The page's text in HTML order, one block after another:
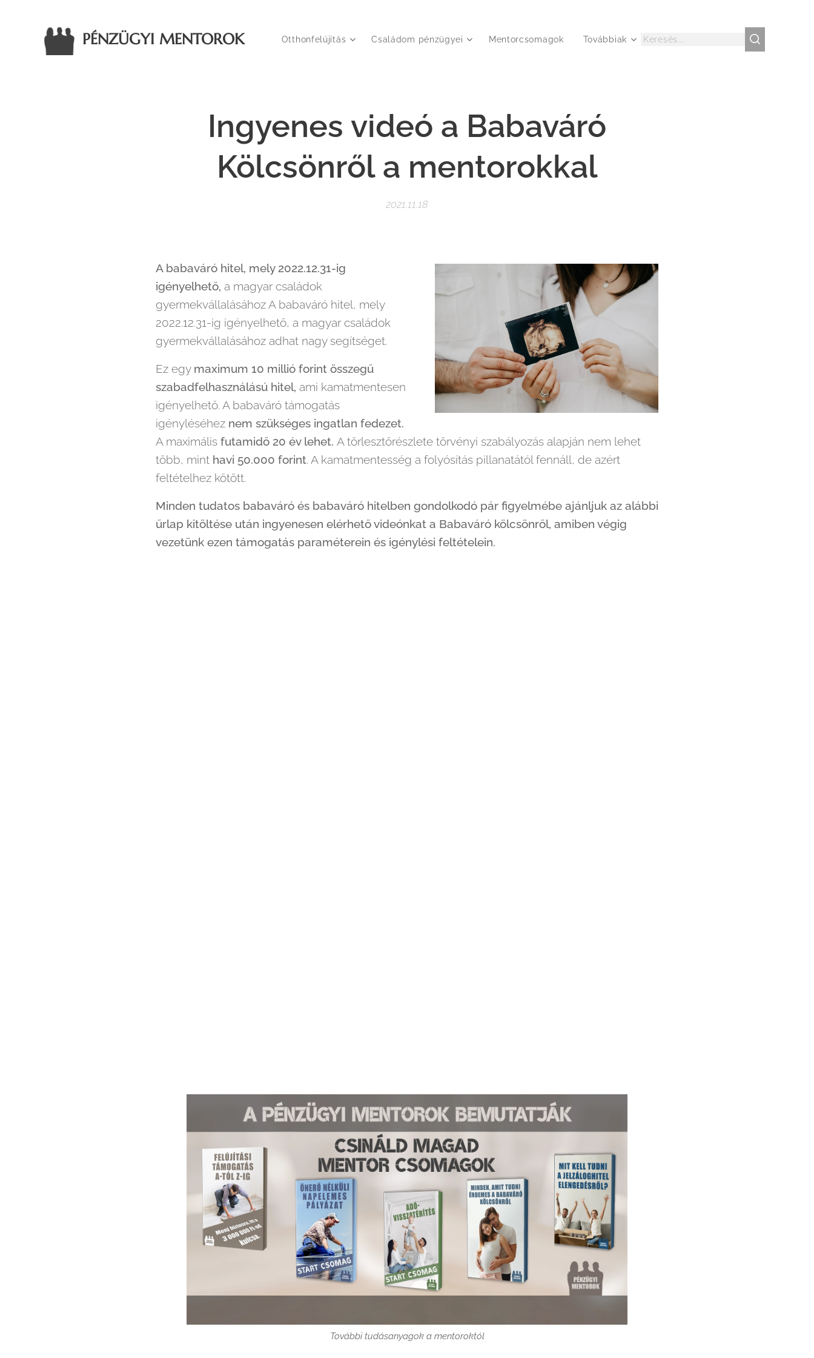
PÉNZÜGYI MENTOROK Otthonfelújítás Családom pénzügyei Mentorcsomagok Továbbiak
Ingyenes videó a Babaváró
Kölcsönről a mentorokkal
2021.11.18
A babaváró hitel, mely 2022.12.31-ig
igényelhető, a magyar családok
gyermekvállalásához A babaváró hitel, mely
2022.12.31-ig igényelhető, a magyar családok
gyermekvállalásához adhat nagy segítséget.
Ez egy maximum 10 millió forint összegű
szabadfelhasználású hitel, ami kamatmentesen
igényelhető. A babaváró támogatás
igényléséhez nem szükséges ingatlan fedezet.
A maximális futamidő 20 év lehet. A törlesztőrészlete törvényi szabályozás alapján nem lehet
több, mint havi 50.000 forint. A kamatmentesség a folyósítás pillanatától fennáll, de azért
feltételhez kötött.
Minden tudatos babaváró és babaváró hitelben gondolkodó pár figyelmébe ajánljuk az alábbi
űrlap kitöltése után ingyenesen elérhető videónkat a Babaváró kölcsönről, amiben végig
vezetünk ezen támogatás paraméterein és igénylési feltételein.
További tudásanyagok a mentoroktól